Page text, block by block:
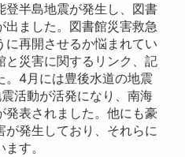
半島地震が発生し、図書
ました。図書館災害救急
に再開させるか悩まれてい
と災害に関するリンク、記
。4月には豊後水道の地震
活動が活発になり、南海
発表されました。他にも豪
発生しており、それらに
す。